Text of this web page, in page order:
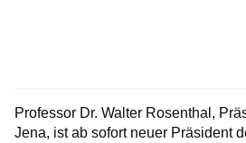
Professor Dr. Walter Rosenthal,
Jena, ist ab sofort neuer Präsident